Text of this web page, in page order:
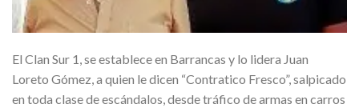
El Clan Sur 1, se establece en Barrancas y lo lidera Juan
Loreto Gómez, a quien le dicen “Contratico Fresco”, salpicado
en toda clase de escándalos, desde tráfico de armas en carros